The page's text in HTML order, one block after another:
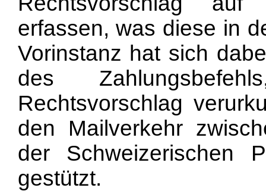
erfassen, was diese in
Vorinstanz hat sich
des
Rechtsvorschlag
den Mailverkehr
der Schweizerischen
gestützt.